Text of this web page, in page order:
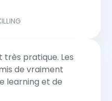
pratique. Les
de vraiment
learning et de